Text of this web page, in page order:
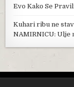
Evo Kako Se
Kuhari ribu ne
NAMIRNICU: Ulje